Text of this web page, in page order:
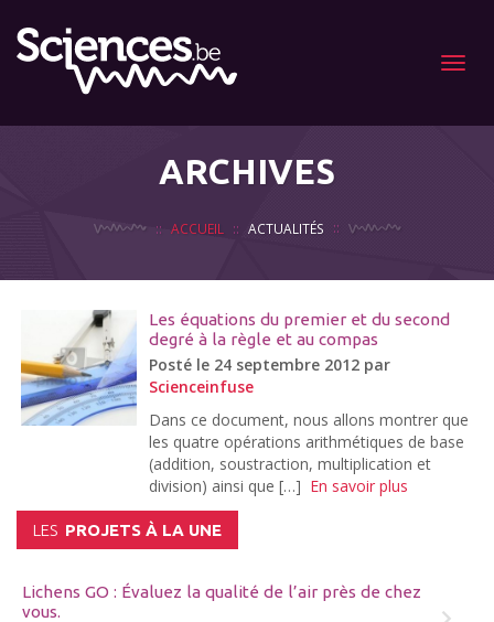
Menu
ARCHIVES
ACCUEIL ACTUALITÉS
Les équations du premier et du second
degré à la règle et au compas
Posté le 24 septembre 2012 par
Scienceinfuse
Dans ce document, nous allons montrer que
les quatre opérations arithmétiques de base
(addition, soustraction, multiplication et
division) ainsi que […] En savoir plus
LES PROJETS À LA UNE
Lichens GO : Évaluez la qualité de l’air près de chez
vous.